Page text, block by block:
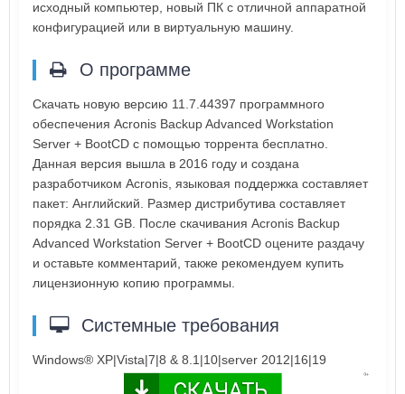
исходный компьютер, новый ПК с отличной аппаратной
конфигурацией или в виртуальную машину.
О программе
Скачать новую версию 11.7.44397 программного
обеспечения Acronis Backup Advanced Workstation
Server + BootCD с помощью торрента бесплатно.
Данная версия вышла в 2016 году и создана
разработчиком Acronis, языковая поддержка составляет
пакет: Английский. Размер дистрибутива составляет
порядка 2.31 GB. После скачивания Acronis Backup
Advanced Workstation Server + BootCD оцените раздачу
и оставьте комментарий, также рекомендуем купить
лицензионную копию программы.
Системные требования
Windows® XP|Vista|7|8 & 8.1|10|server 2012|16|19